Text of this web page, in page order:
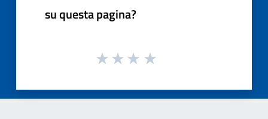
su questa pagina?